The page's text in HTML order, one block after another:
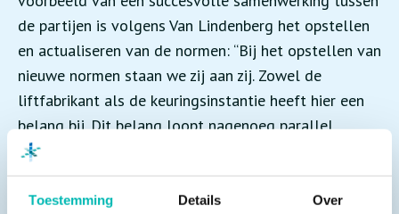
Toestemming Details Over
de partijen is volgens Van Lindenberg het opstellen
en actualiseren van de normen: “Bij het opstellen van
nieuwe normen staan we zij aan zij. Zowel de
liftfabrikant als de keuringsinstantie heeft hier een
belang bij. Dit belang loopt nagenoeg parallel,
waardoor je goed met elkaar kunt optrekken.
Daarnaast hebben Liftinstituut, VLR en NLB een
gezamenlijke klant. Dit zijn onder andere de